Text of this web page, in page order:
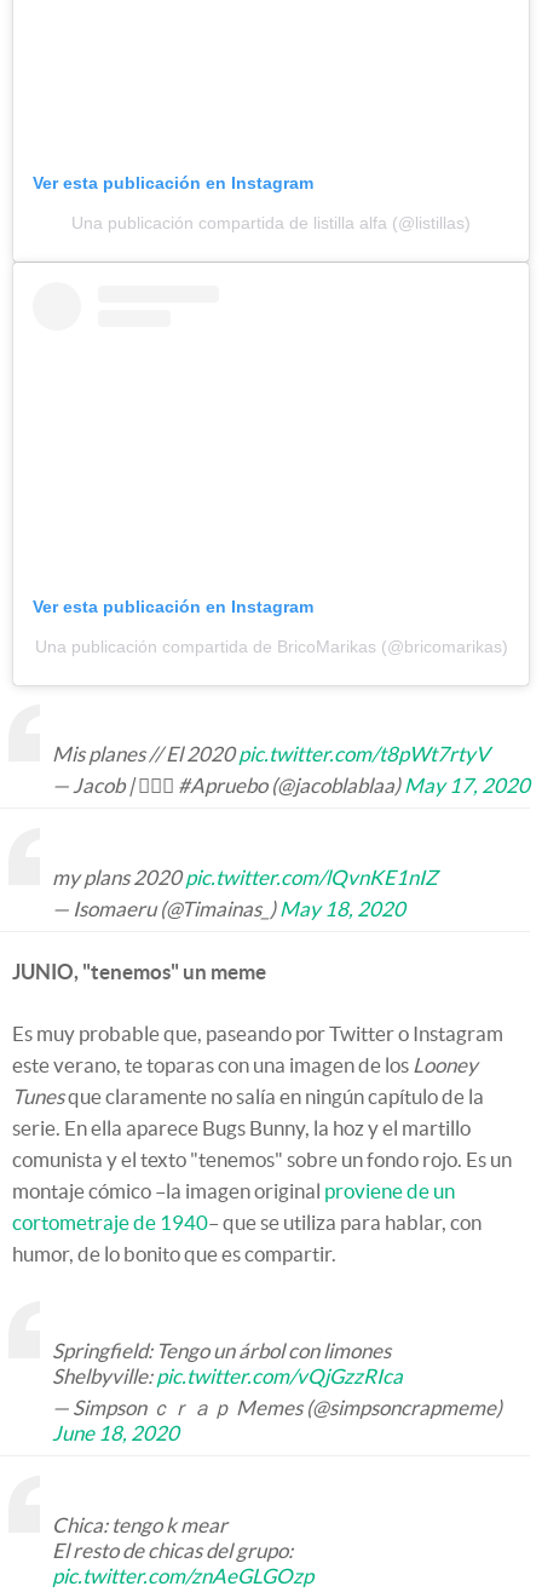
Ver esta publicación en Instagram
Una publicación compartida de listilla alfa (@listillas)
Ver esta publicación en Instagram
Una publicación compartida de BricoMarikas (@bricomarikas)
Mis planes // El 2020pic.twitter.com/t8pWt7rtyV
— Jacob | 🧚🏼‍♂️ #Apruebo (@jacoblablaa)May 17, 2020
my plans 2020pic.twitter.com/lQvnKE1nIZ
— Isomaeru (@Timainas_)May 18, 2020
JUNIO, "tenemos" un meme
Es muy probable que, paseando por Twitter o Instagram
este verano, te toparas con una imagen de los Looney
Tunesque claramente no salía en ningún capítulo de la
serie. En ella aparece Bugs Bunny, la hoz y el martillo
comunista y el texto "tenemos" sobre un fondo rojo. Es un
montaje cómico –la imagen original proviene de un
cortometraje de 1940– que se utiliza para hablar, con
humor, de lo bonito que es compartir.
Springfield: Tengo un árbol con limones
Shelbyville:pic.twitter.com/vQjGzzRIca
— Simpson ｃｒａｐ Memes (@simpsoncrapmeme)
June 18, 2020
Chica: tengo k mear
El resto de chicas del grupo:
pic.twitter.com/znAeGLGOzp